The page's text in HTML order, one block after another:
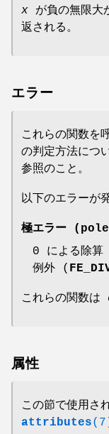
x が負の無限大
返される。
エラー
これらの関数を
の判定方法につ
参照のこと。
以下のエラーが
極エラー
0 による除
例外 (
これらの関数は
属性
この節で使用さ
attributes